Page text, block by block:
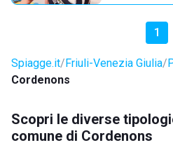
1
Spiagge.it Friuli-Venezia Giulia
Cordenons
Scopri le diverse
comune di Cordenons